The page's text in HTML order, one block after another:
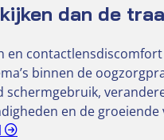
dan de
en
binnen de
schermgebruik,
en de groeiende